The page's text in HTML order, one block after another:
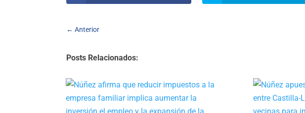
←Anterior
Posts Relacionados: